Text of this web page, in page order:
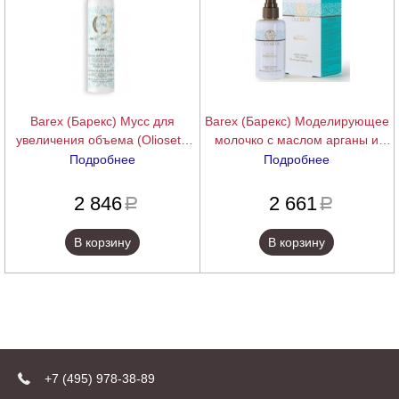
Barex (Барекс) Мусс для
увеличения объема (Olioseta
Oro Del Marocco), 200 мл.
Подробнее
2 846a
В корзину
Barex (Барекс) Моделирующее
молочко с маслом арганы и
маслом семян льна (Olioseta
for Hair), 250 мл
Подробнее
2 661a
В корзину
+7 (495) 978-38-89